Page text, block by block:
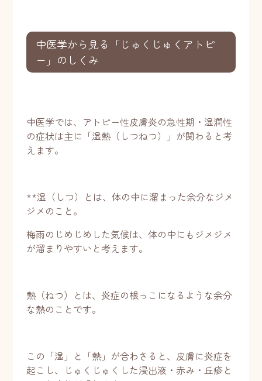
中医学から見る「じゅくじゅくアトピ
ー」のしくみ
中医学では、アトピー性皮膚炎の急性期・湿潤性
の症状は主に「湿熱（しつねつ）」が関わると考
えます。
**湿（しつ）とは、体の中に溜まった余分なジメ
ジメのこと。
梅雨のじめじめした気候は、体の中にもジメジメ
が溜まりやすいと考えます。
熱（ねつ）とは、炎症の根っこになるような余分
な熱のことです。
この「湿」と「熱」が合わさると、皮膚に炎症を
起こし、じゅくじゅくした浸出液・赤み・丘疹と